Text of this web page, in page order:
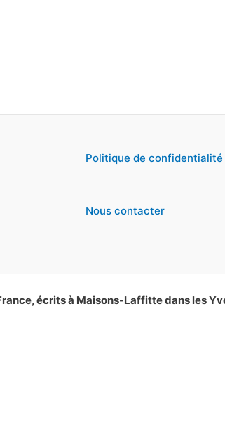
Politique de confidentialité
Nous contacter
écrits à Maisons-Laffitte dans les